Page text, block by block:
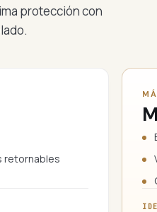
protección con
retornables